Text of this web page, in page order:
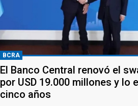
BCRA
El Banco Central renovó el
por USD 19.000 millones y lo
cinco años